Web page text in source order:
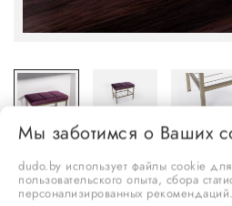
Мы заботимся о Ваших
dudo.by использует файлы cookie
пользовательского опыта, сбора
персонализированных рекомендаций.